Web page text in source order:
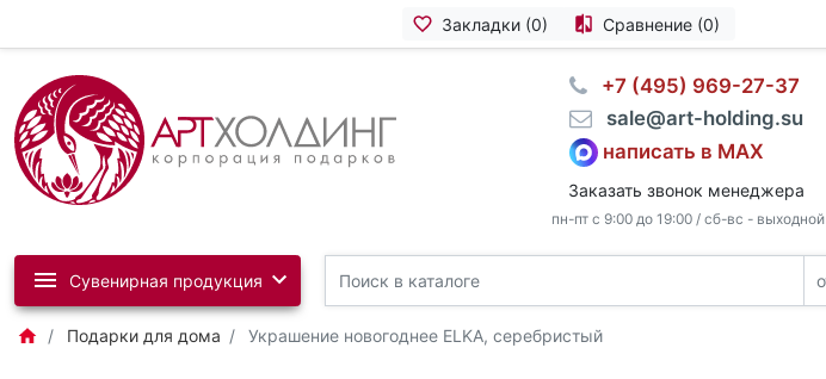
Закладки (0) Сравнение (0)
⠀+7 (495) 969-27-37
⠀sale@art-holding.su
написать в MAX
Заказать звонок менеджера
пн-пт с 9:00 до 19:00 / сб-вс - выходной
Сувенирная продукция
Подарки для дома Украшение новогоднее ELKA, серебристый